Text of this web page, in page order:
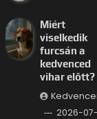
Miért
viselkedik
furcsán a
kedvenced
vihar előtt?
2026-